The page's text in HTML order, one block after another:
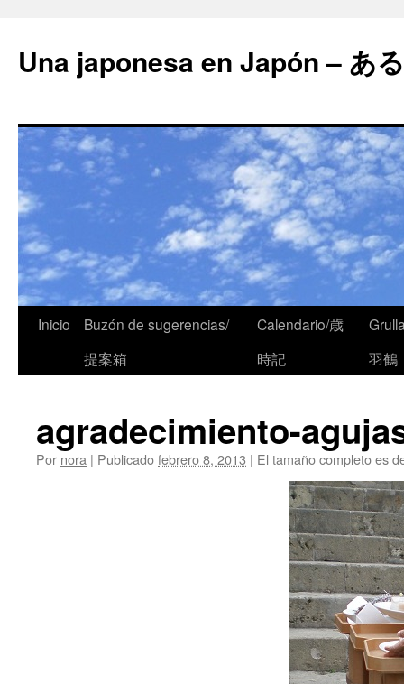
Una japonesa en Japón – あ
Inicio
Buzón de sugerencias/
提案箱
Calendario/歳
時記
羽鶴
agradecimiento-
Por nora | Publicadofebrero 8, 2013 | El tamaño completo es